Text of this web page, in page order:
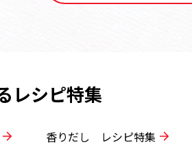
レシピ特集
香りだし レシピ特集